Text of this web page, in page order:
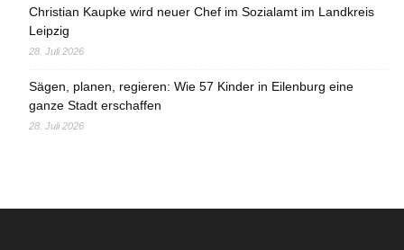
Christian Kaupke wird neuer Chef im Sozialamt im Landkreis
Leipzig
28. Juli 2026
Sägen, planen, regieren: Wie 57 Kinder in Eilenburg eine
ganze Stadt erschaffen
28. Juli 2026